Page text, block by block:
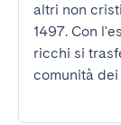
altri non
1497. Con
ricchi si
comunità